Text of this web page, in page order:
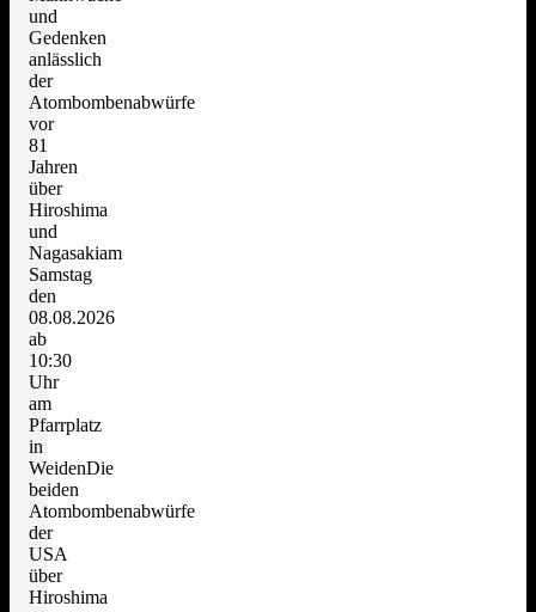
und
Gedenken
anlässlich
der
Atombombenabwürfe
vor
81
Jahren
über
Hiroshima
und
Nagasakiam
Samstag
den
08.08.2026
ab
10:30
Uhr
am
Pfarrplatz
in
WeidenDie
beiden
Atombombenabwürfe
der
USA
über
Hiroshima